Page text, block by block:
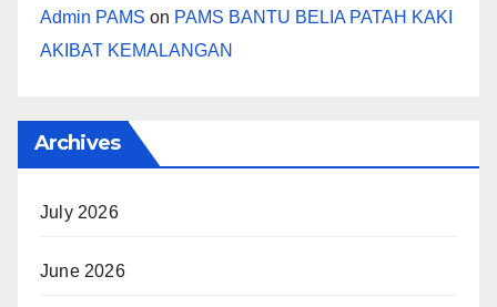
Admin PAMS on PAMS BANTU BELIA PATAH KAKI
AKIBAT KEMALANGAN
Archives
July 2026
June 2026